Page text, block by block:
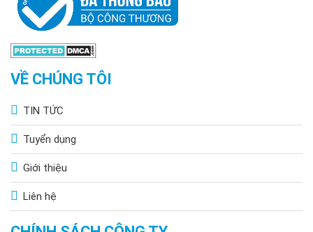
VỀ CHÚNG TÔI
TIN TỨC
Tuyển dụng
Giới thiệu
Liên hệ